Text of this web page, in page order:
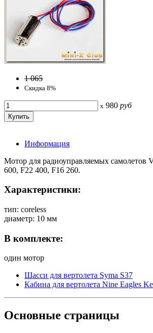
1 065
Скидка 8%
x 980 руб
Информация
Мотор для радиоуправляемых самолетов
600, F22 400, F16 260.
Характеристики:
тип: coreless
диаметр: 10 мм
В комплекте:
один мотор
Шасси для вертолета Syma S37
Кабина для вертолета Nine Eagles
Основные страницы